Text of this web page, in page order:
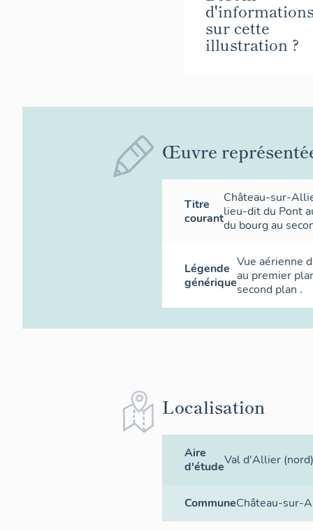
sur cette
illustration ?
Œuvre
Titre
courant
Château-sur-
lieu-dit du Pont
du bourg au
Légende
générique
Vue aérienne
au premier
second plan .
Localisation
Aire
d'étudeVal d'Allier (nord)
CommuneChâteau-sur-